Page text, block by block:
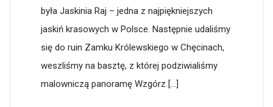
była Jaskinia Raj – jedna z najpiękniejszych
jaskiń krasowych w Polsce. Następnie udaliśmy
się do ruin Zamku Królewskiego w Chęcinach,
weszliśmy na basztę, z której podziwialiśmy
malowniczą panoramę Wzgórz […]